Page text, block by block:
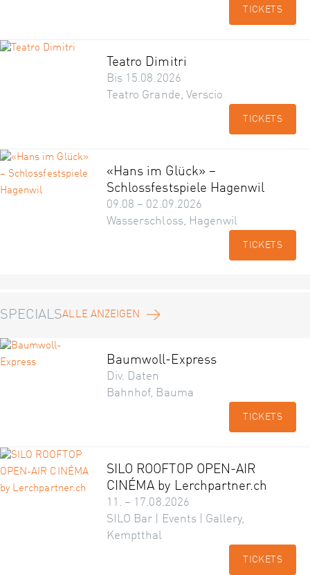
TICKETS
Teatro Dimitri
Bis 15.08.2026
Teatro Grande, Verscio
TICKETS
«Hans im Glück» –
Schlossfestspiele Hagenwil
09.08 – 02.09.2026
Wasserschloss, Hagenwil
TICKETS
SPECIALSALLE ANZEIGEN
Baumwoll-Express
Div. Daten
Bahnhof, Bauma
TICKETS
SILO ROOFTOP OPEN-AIR
CINÉMA by Lerchpartner.ch
11. – 17.08.2026
SILO Bar | Events | Gallery,
Kemptthal
TICKETS